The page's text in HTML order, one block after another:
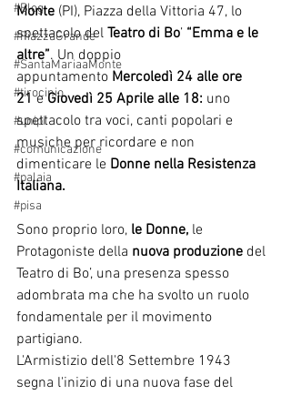
#Blog
#PiazzaGrande
#SantaMariaaMonte
#tirocinio
#unipi
#comunicazione
#palaia
#pisa
Monte (PI), Piazza della Vittoria 47, lo
spettacolo del Teatro di Bo’ “Emma e le
altre”. Un doppio
appuntamento Mercoledì 24 alle ore
21 e Giovedì 25 Aprile alle 18: uno
spettacolo tra voci, canti popolari e
musiche per ricordare e non
dimenticare le Donne nella Resistenza
Italiana.
Sono proprio loro, le Donne, le
Protagoniste della nuova produzione del
Teatro di Bo’, una presenza spesso
adombrata ma che ha svolto un ruolo
fondamentale per il movimento
partigiano.
L'Armistizio dell'8 Settembre 1943
segna l'inizio di una nuova fase del